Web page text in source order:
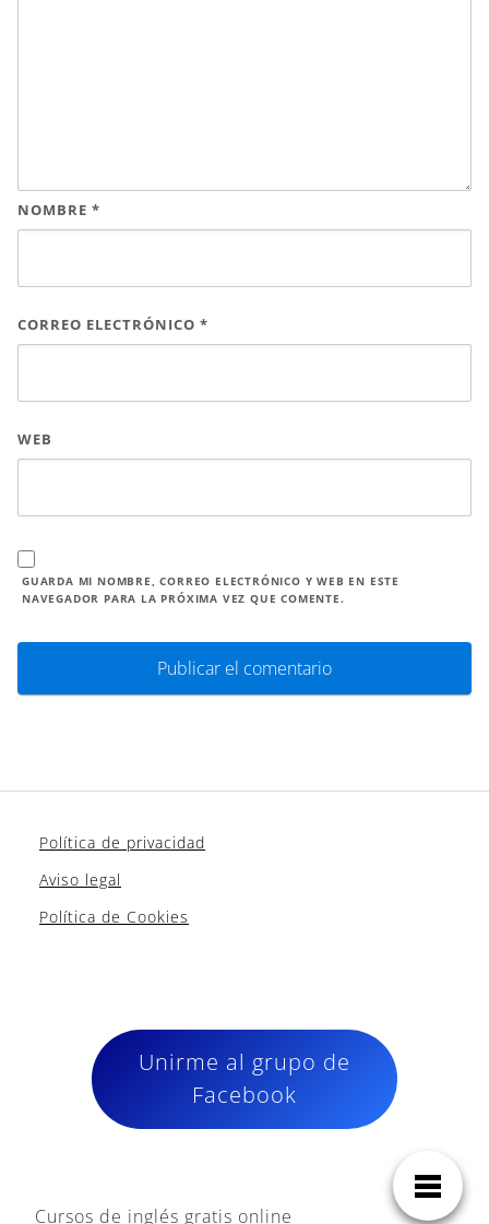
NOMBRE *
CORREO ELECTRÓNICO *
WEB
GUARDA MI NOMBRE, CORREO ELECTRÓNICO Y WEB EN ESTE
NAVEGADOR PARA LA PRÓXIMA VEZ QUE COMENTE.
Política de privacidad
Aviso legal
Política de Cookies
Unirme al grupo de
Facebook
Cursos de inglés gratis online